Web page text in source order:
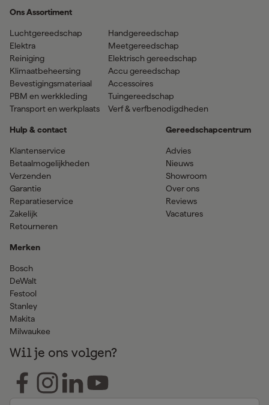
Ons Assortiment
Luchtgereedschap
Elektra
Reiniging
Klimaatbeheersing
Bevestigingsmateriaal
PBM en werkkleding
Transport en werkplaats
Handgereedschap
Meetgereedschap
Elektrisch gereedschap
Accu gereedschap
Accessoires
Tuingereedschap
Verf & verfbenodigdheden
Hulp & contact
Klantenservice
Betaalmogelijkheden
Verzenden
Garantie
Reparatieservice
Zakelijk
Retourneren
Merken
Bosch
DeWalt
Festool
Stanley
Makita
Milwaukee
Gereedschapcentrum
Advies
Nieuws
Showroom
Over ons
Reviews
Vacatures
Wil je ons volgen?